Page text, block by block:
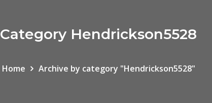
Category Hendrickson5528
Home Archive by category "Hendrickson5528"